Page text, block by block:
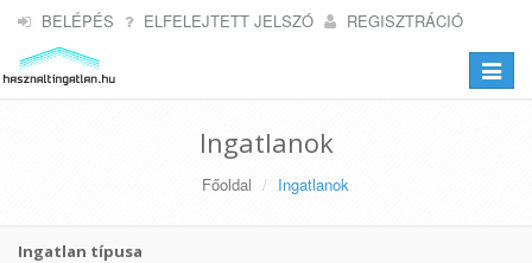
BELÉPÉS ELFELEJTETT JELSZÓ REGISZTRÁCIÓ
Toggle
Ingatlanok
Főoldal Ingatlanok
Ingatlan típusa